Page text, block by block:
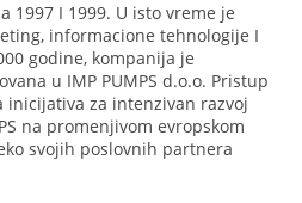
1997 I 1999. U isto vreme je
informacione tehnologije I
godine, kompanija je
u IMP PUMPS d.o.o. Pristup
inicijativa za intenzivan razvoj
na promenjivom evropskom
svojih poslovnih partnera